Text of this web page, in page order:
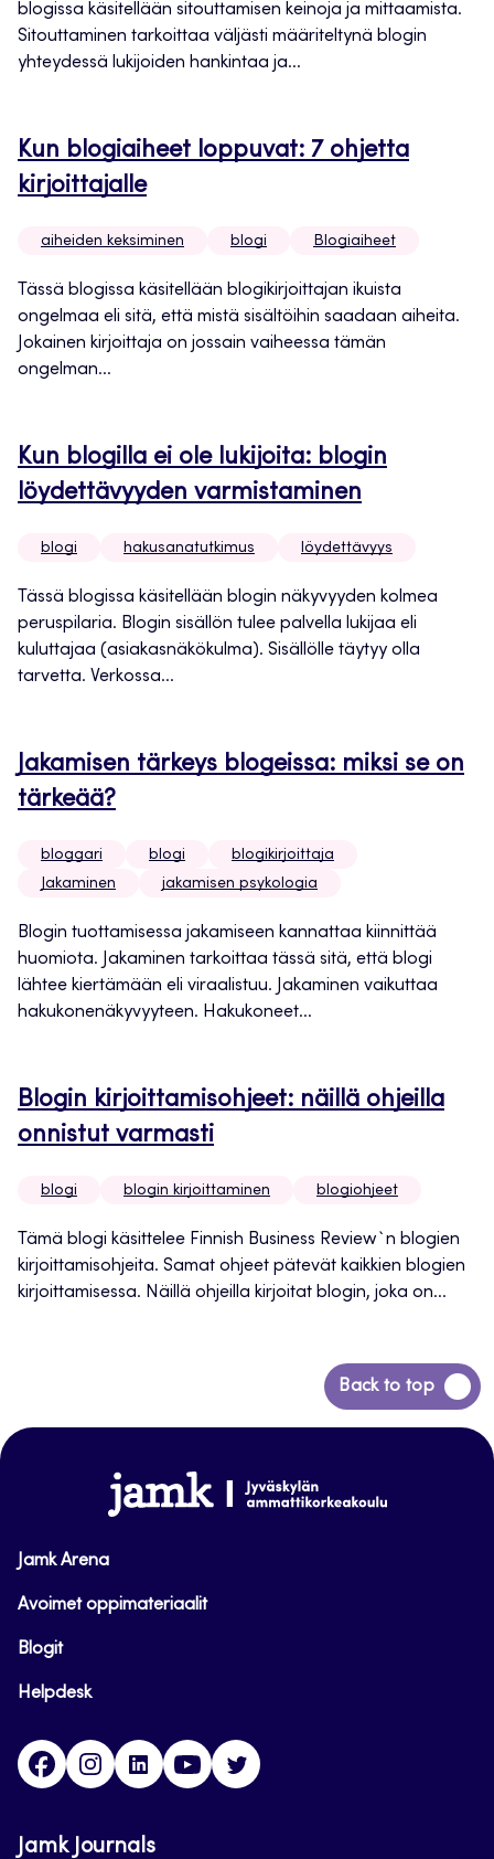
blogissa käsitellään sitouttamisen keinoja ja mittaamista.
Sitouttaminen tarkoittaa väljästi määriteltynä blogin
yhteydessä lukijoiden hankintaa ja...
Kun blogiaiheet loppuvat: 7 ohjetta
kirjoittajalle
aiheiden keksiminen blogi Blogiaiheet
Tässä blogissa käsitellään blogikirjoittajan ikuista
ongelmaa eli sitä, että mistä sisältöihin saadaan aiheita.
Jokainen kirjoittaja on jossain vaiheessa tämän
ongelman...
Kun blogilla ei ole lukijoita: blogin
löydettävyyden varmistaminen
blogi hakusanatutkimus löydettävyys
Tässä blogissa käsitellään blogin näkyvyyden kolmea
peruspilaria. Blogin sisällön tulee palvella lukijaa eli
kuluttajaa (asiakasnäkökulma). Sisällölle täytyy olla
tarvetta. Verkossa...
Jakamisen tärkeys blogeissa: miksi se on
tärkeää?
bloggari blogi
blogikirjoittaja
Jakaminen
jakamisen psykologia
Blogin tuottamisessa jakamiseen kannattaa kiinnittää
huomiota. Jakaminen tarkoittaa tässä sitä, että blogi
lähtee kiertämään eli viraalistuu. Jakaminen vaikuttaa
hakukonenäkyvyyteen. Hakukoneet...
Blogin kirjoittamisohjeet: näillä ohjeilla
onnistut varmasti
blogi blogin kirjoittaminen blogiohjeet
Tämä blogi käsittelee Finnish Business Review`n blogien
kirjoittamisohjeita. Samat ohjeet pätevät kaikkien blogien
kirjoittamisessa. Näillä ohjeilla kirjoitat blogin, joka on...
Back to top
Back
to
www.jamk.fi
Jamk Arena
Avoimet oppimateriaalit
Blogit
Helpdesk
FacebookInstagram
LinkedInYoutube
Jamk Journals